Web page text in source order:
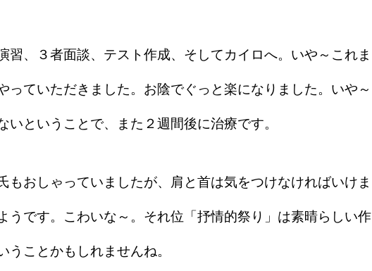
、３者面談、テスト作成、そしてカイロへ。いや～これま
っていただきました。お陰でぐっと楽になりました。いや～
ということで、また２週間後に治療です。
おしゃっていましたが、肩と首は気をつけなければいけま
うです。こわいな～。それ位「抒情的祭り」は素晴らしい作
ことかもしれませんね。